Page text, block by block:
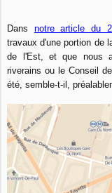
Dans notre article du
travaux d'une portion de
de l'Est, et que nous
riverains ou le Conseil
été, semble-t-il,